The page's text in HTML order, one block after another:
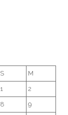
S M
1 2
8 9